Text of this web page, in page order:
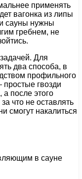
применять
вагонка из липы
сауны нужны
гребнем, не
Для
два способа, в
профильного
гвозди
после этого
что не оставлять
смогут накалиться
в сауне